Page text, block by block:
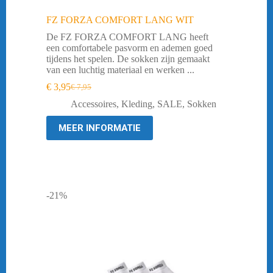
FZ FORZA COMFORT LANG WIT
De FZ FORZA COMFORT LANG heeft
een comfortabele pasvorm en ademen goed
tijdens het spelen. De sokken zijn gemaakt
van een luchtig materiaal en werken ...
€7,95
Oorspronkelijke
prijs
was:
€ 7,95.
€ 3,95Huidige
prijs
is:
€ 3,95.
Accessoires, Kleding, SALE, Sokken
MEER INFORMATIE
-21%